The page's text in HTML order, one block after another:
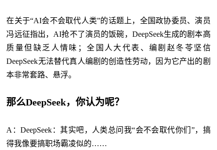
在关于“AI会不会取代人类”的话题上，全国政协委员、演员
冯远征指出，AI抢不了演员的饭碗，DeepSeek生成的剧本高
质量但缺乏人情味；全国人大代表、编剧赵冬苓坚信
DeepSeek无法替代真人编剧的创造性劳动，因为它产出的剧
本非常套路、悬浮。
那么DeepSeek，你认为呢？
A：DeepSeek：其实吧，人类总问我“会不会取代你们”，搞
得我像要搞职场霸凌似的……